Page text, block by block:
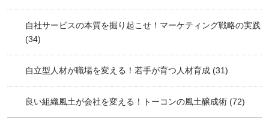
自社サービスの本質を掘り起こせ！マーケティング戦略の実践
(34)
自立型人材が職場を変える！若手が育つ人材育成 (31)
良い組織風土が会社を変える！トーコンの風土醸成術 (72)